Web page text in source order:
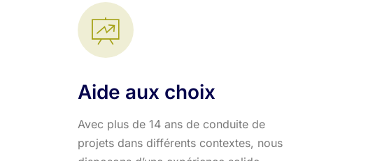
Aide aux choix
Avec plus de 14 ans de conduite de
projets dans différents contextes, nous